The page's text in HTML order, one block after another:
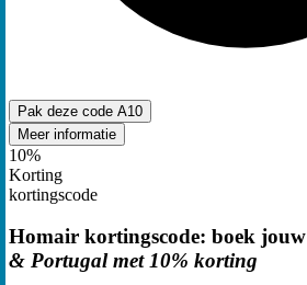
Pak deze code A10
Meer informatie
10%
Korting
kortingscode
Homair kortingscode: boek jouw
& Portugal met 10% korting